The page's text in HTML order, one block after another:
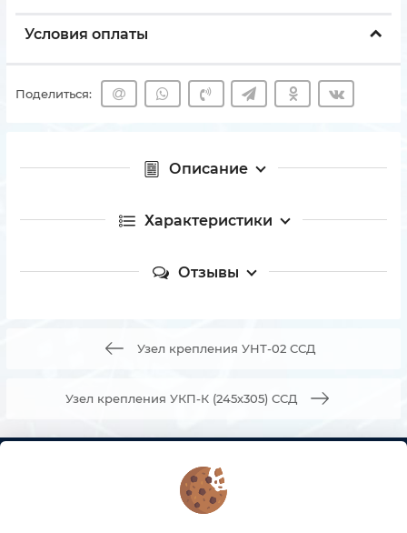
Условия оплаты
Поделиться:
Описание
Характеристики
Отзывы
Узел крепления УНТ-02 ССД
Узел крепления УКП-К (245х305) ССД